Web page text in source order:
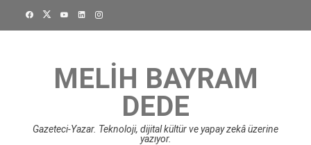
MELIH BAYRAM
DEDE
Gazeteci-Yazar. Teknoloji, dijital kültür ve yapay zekâ üzerine
yazıyor.